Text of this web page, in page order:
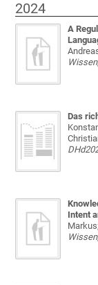
2024
A
Das
Intent